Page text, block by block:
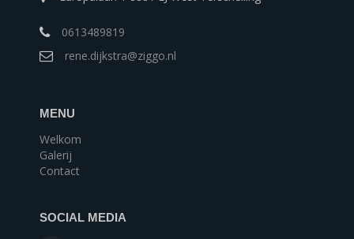
0613489819
rene.dijkstra@ziggo.nl
MENU
Welkom
Galerij
Contact
SOCIAL MEDIA